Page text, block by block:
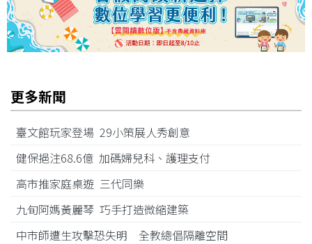
更多新聞
臺文館玩家登場 29小策展人秀創意
健保挹注68.6億 加碼婦兒科、護理支付
高市推家庭桌遊 三代同樂
九旬阿媽黃麗琴 巧手打造微縮建築
中市師遭生攻擊恐失明 全教總倡隔離空間